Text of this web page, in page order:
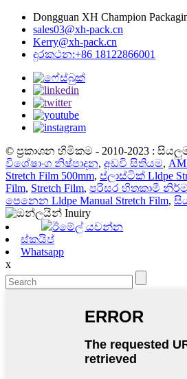
Dongguan XH Champion
sales03@xh-pack.cn
Kerry@xh-pack.cn
දුරකථන:+86 18122866001
© ප්‍රකාශන හිමිකම - 2010-2023 :
විශේෂාංග නිෂ්පාදන, අඩවි සිතියම,
Stretch Film 500mm, ප්ලාස්ටික් Lldpe
Film, Stretch Film, පරිසර හිතකාමී
පෙනෙන Lldpe Manual Stretch Film,
ඊමේල් යවන්න
ස්කයිප්
Whatsapp
x